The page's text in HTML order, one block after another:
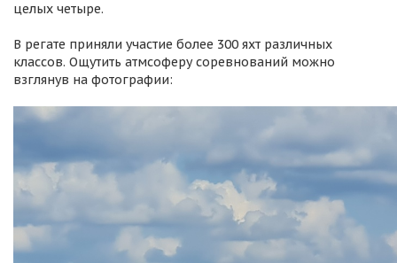
целых четыре.
В регате приняли участие более 300 яхт различных
классов. Ощутить атмсоферу соревнований можно
взглянув на фотографии: